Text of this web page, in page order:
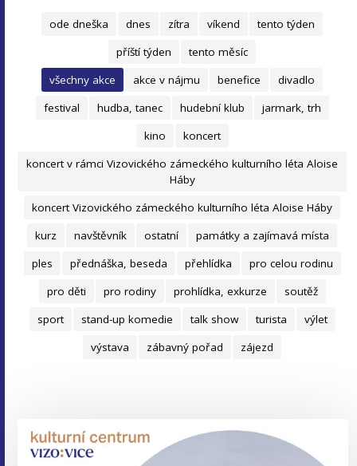
ode dneška dnes zítra víkend
tento týden
příští týden
tento měsíc
všechny akce
akce v nájmu benefice
divadlo
festival
hudba, tanec hudební klub
jarmark, trh
kino
koncert
koncert v rámci Vizovického zámeckého kulturního léta Aloise
Háby
koncert Vizovického zámeckého kulturního léta Aloise Háby
kurz
navštěvník ostatní
památky a zajímavá místa
ples
přednáška, beseda přehlídka
pro celou rodinu
pro děti
pro rodiny prohlídka, exkurze
soutěž
sport
stand-up komedie talk show turista
výlet
výstava
zábavný pořad zájezd